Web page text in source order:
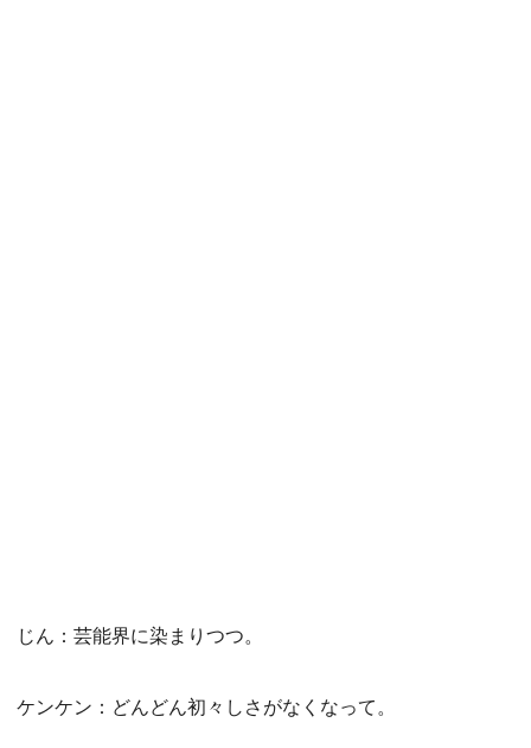
じん：芸能界に染まりつつ。
ケンケン：どんどん初々しさがなくなって。